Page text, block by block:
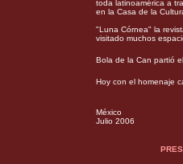
toda latinoamérica a
en la Casa de la
"Luna Córnea" la
visitado muchos
Bola de la Can partió
Hoy con el homenaje
México
Julio 2006